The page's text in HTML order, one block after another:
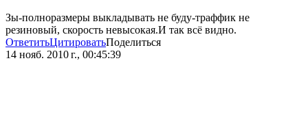
Зы-полноразмеры выкладывать не буду-траффик не
резиновый, скорость невысокая.И так всё видно.
ОтветитьЦитироватьПоделиться
14 нояб. 2010 г., 00:45:39